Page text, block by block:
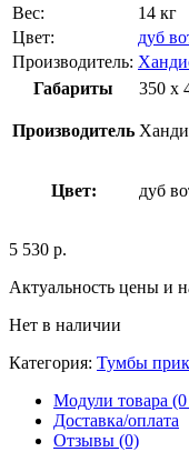
Вес:
14 кг
Цвет:
дуб
Производитель:
Габариты
350 x
Производитель
Цвет: дуб
5 530 р.
Актуальность цены и
Нет в наличии
Категория: Тумбы
Модули товара
Доставка/оплата
Отзывы (0)